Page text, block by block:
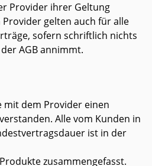
Provider ihrer Geltung
gelten auch für alle
sofern schriftlich nichts
AGB annimmt.
mit dem Provider einen
Alle vom Kunden in
ist in der
zusammengefasst.